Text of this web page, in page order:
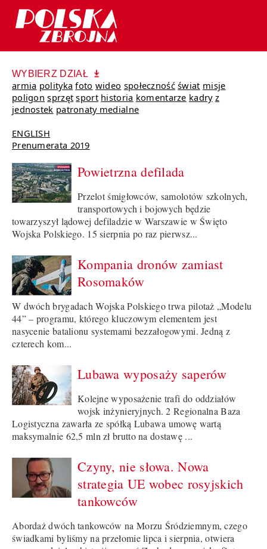
WYBIERZ DZIAŁ
armia polityka foto wideo społeczność świat misje
poligon sprzęt sport historia komentarze kadry z
jednostek patronaty medialne
ENGLISH
Prenumerata 2019
Powietrzna defilada
Przelot śmigłowców, samolotów szkolnych,
transportowych i bojowych będzie
towarzyszył lądowej defiladzie w Warszawie w Święto
Wojska Polskiego. 15 sierpnia po raz pierwsz...
Kompania dronów zamiast
Rosomaków
W dwóch brygadach Wojska Polskiego trwa pilotaż „Modelu
44” – programu, którego kluczowym elementem jest
nasycenie batalionu systemami bezzałogowymi. Jedną z
czterech kom...
Lubawa wyposaży saperów
Kolejne wyposażenie trafi do oddziałów
wojsk inżynieryjnych. 2 Regionalna Baza
Logistyczna zawarła ze spółką Lubawa umowę wartą
maksymalnie 62,5 mln zł brutto na dostawę ...
Czyny, nie słowa. Nowa
strategia UE wobec rosyjskich
tankowców
Abordaż dwóch tankowców na Morzu Śródziemnym, czego
świadkami byliśmy na przełomie lipca i sierpnia, otwiera